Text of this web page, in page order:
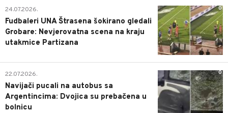
0
24.07.2026.
Fudbaleri UNA Štrasena šokirano gledali
Grobare: Nevjerovatna scena na kraju
utakmice Partizana
0
22.07.2026.
Navijači pucali na autobus sa
Argentincima: Dvojica su prebačena u
bolnicu